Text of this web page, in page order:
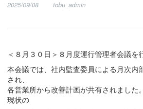
2025/09/08 tobu_admin
＜８月３０日＞８月度運行管理者会議を
本会議では、社内監査委員による月次内
され、
各営業所から改善計画が共有されました
現状の